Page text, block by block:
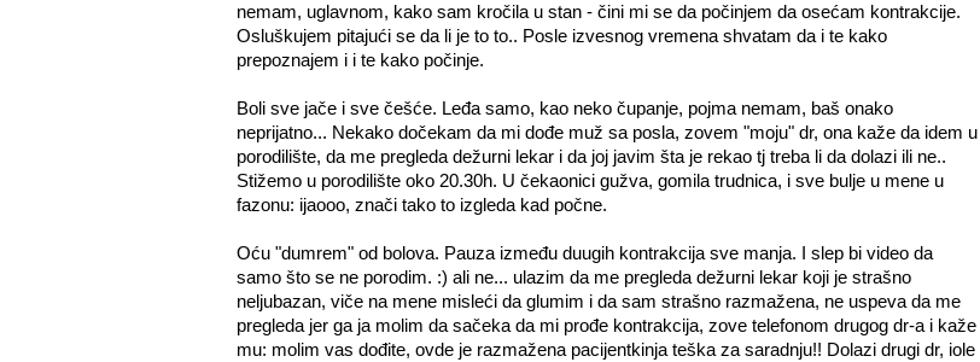
nemam, uglavnom, kako sam kročila u stan - čini mi se da počinjem da osećam kontrakcije.
Osluškujem pitajući se da li je to to.. Posle izvesnog vremena shvatam da i te kako
prepoznajem i i te kako počinje.
Boli sve jače i sve češće. Leđa samo, kao neko čupanje, pojma nemam, baš onako
neprijatno... Nekako dočekam da mi dođe muž sa posla, zovem "moju" dr, ona kaže da idem u
porodilište, da me pregleda dežurni lekar i da joj javim šta je rekao tj treba li da dolazi ili ne..
Stižemo u porodilište oko 20.30h. U čekaonici gužva, gomila trudnica, i sve bulje u mene u
fazonu: ijaooo, znači tako to izgleda kad počne.
Oću "dumrem" od bolova. Pauza između duugih kontrakcija sve manja. I slep bi video da
samo što se ne porodim. :) ali ne... ulazim da me pregleda dežurni lekar koji je strašno
neljubazan, viče na mene misleći da glumim i da sam strašno razmažena, ne uspeva da me
pregleda jer ga ja molim da sačeka da mi prođe kontrakcija, zove telefonom drugog dr-a i kaže
mu: molim vas dođite, ovde je razmažena pacijentkinja teška za saradnju!! Dolazi drugi dr, iole